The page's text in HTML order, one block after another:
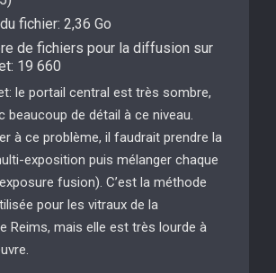
fichier: 2,36 Go
de fichiers pour la diffusion sur
19 660
le portail central est très sombre,
beaucoup de détail à ce niveau.
à ce problème, il faudrait prendre la
exposition puis mélanger chaque
fusion). C’est la méthode
pour les vitraux de la
Reims, mais elle est très lourde à